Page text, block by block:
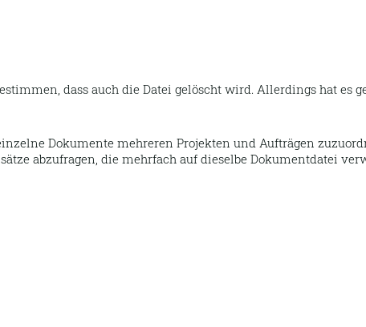
dass auch die Datei gelöscht wird. Allerdings hat es
Dokumente mehreren Projekten und Aufträgen
abzufragen, die mehrfach auf dieselbe Dokumentdatei